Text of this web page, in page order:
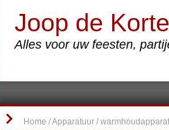
Joop de
Alles voor uw feesten,
Home /Apparatuur /